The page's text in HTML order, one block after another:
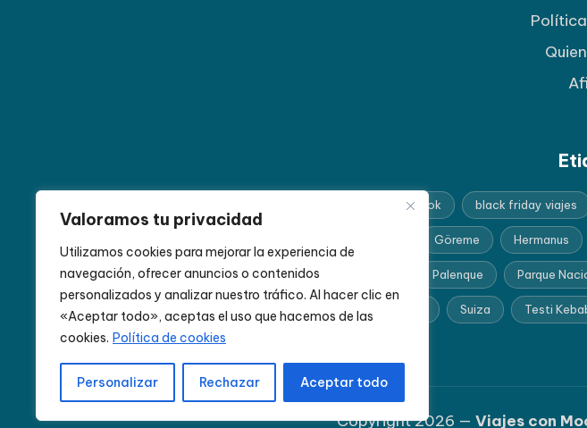
Valoramos tu privacidad
Utilizamos cookies para mejorar la experiencia de
navegación, ofrecer anuncios o contenidos
personalizados y analizar nuestro tráfico. Al hacer clic en
«Aceptar todo», aceptas el uso que hacemos de las
cookies. Política de cookies
Personalizar Rechazar Aceptar todo
Bangkok black friday viajes
Göreme Hermanus
Namibia Nepal Núremberg Paisajes increíbles Palenque Parque
Ruta del Desierto safaris San Cristóbal Suiza Testi
Copyright 2026 — Viajes con